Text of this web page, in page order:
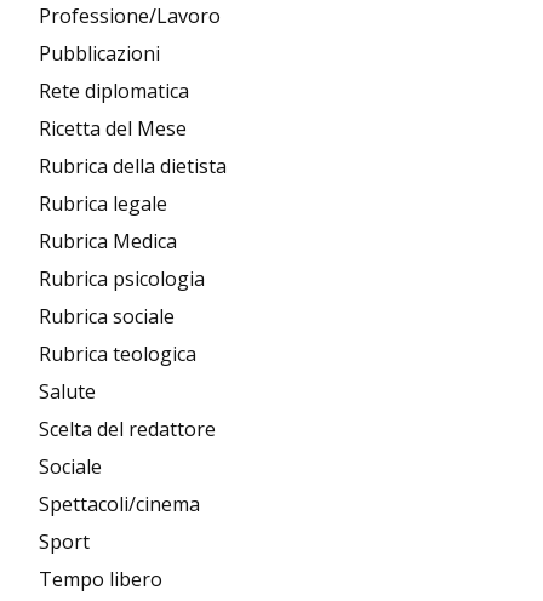
Professione/Lavoro
Pubblicazioni
Rete diplomatica
Ricetta del Mese
Rubrica della dietista
Rubrica legale
Rubrica Medica
Rubrica psicologia
Rubrica sociale
Rubrica teologica
Salute
Scelta del redattore
Sociale
Spettacoli/cinema
Sport
Tempo libero